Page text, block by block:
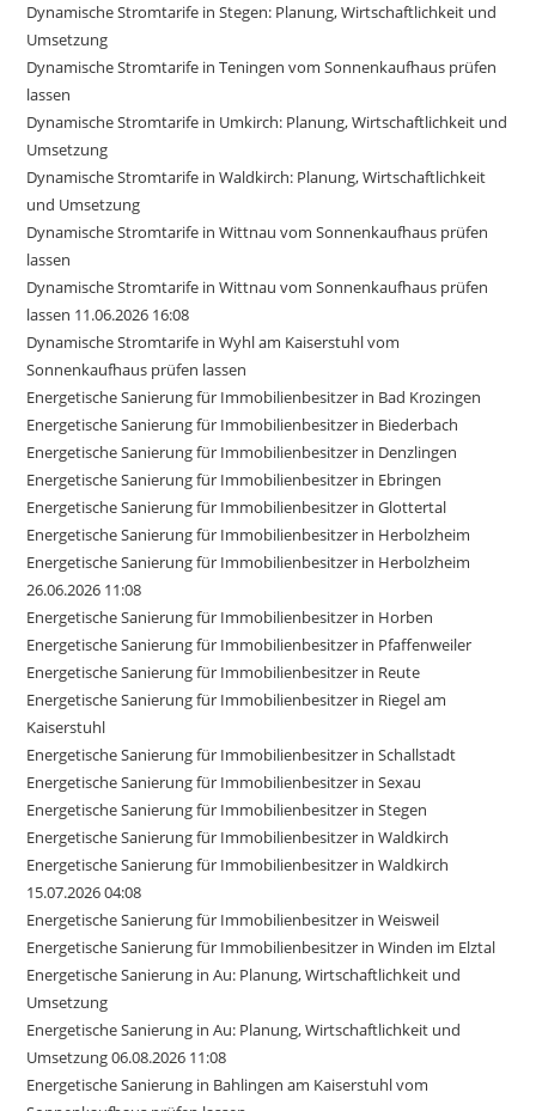
Dynamische Stromtarife in Stegen: Planung, Wirtschaftlichkeit und
Umsetzung
Dynamische Stromtarife in Teningen vom Sonnenkaufhaus prüfen
lassen
Dynamische Stromtarife in Umkirch: Planung, Wirtschaftlichkeit und
Umsetzung
Dynamische Stromtarife in Waldkirch: Planung, Wirtschaftlichkeit
und Umsetzung
Dynamische Stromtarife in Wittnau vom Sonnenkaufhaus prüfen
lassen
Dynamische Stromtarife in Wittnau vom Sonnenkaufhaus prüfen
lassen 11.06.2026 16:08
Dynamische Stromtarife in Wyhl am Kaiserstuhl vom
Sonnenkaufhaus prüfen lassen
Energetische Sanierung für Immobilienbesitzer in Bad Krozingen
Energetische Sanierung für Immobilienbesitzer in Biederbach
Energetische Sanierung für Immobilienbesitzer in Denzlingen
Energetische Sanierung für Immobilienbesitzer in Ebringen
Energetische Sanierung für Immobilienbesitzer in Glottertal
Energetische Sanierung für Immobilienbesitzer in Herbolzheim
Energetische Sanierung für Immobilienbesitzer in Herbolzheim
26.06.2026 11:08
Energetische Sanierung für Immobilienbesitzer in Horben
Energetische Sanierung für Immobilienbesitzer in Pfaffenweiler
Energetische Sanierung für Immobilienbesitzer in Reute
Energetische Sanierung für Immobilienbesitzer in Riegel am
Kaiserstuhl
Energetische Sanierung für Immobilienbesitzer in Schallstadt
Energetische Sanierung für Immobilienbesitzer in Sexau
Energetische Sanierung für Immobilienbesitzer in Stegen
Energetische Sanierung für Immobilienbesitzer in Waldkirch
Energetische Sanierung für Immobilienbesitzer in Waldkirch
15.07.2026 04:08
Energetische Sanierung für Immobilienbesitzer in Weisweil
Energetische Sanierung für Immobilienbesitzer in Winden im Elztal
Energetische Sanierung in Au: Planung, Wirtschaftlichkeit und
Umsetzung
Energetische Sanierung in Au: Planung, Wirtschaftlichkeit und
Umsetzung 06.08.2026 11:08
Energetische Sanierung in Bahlingen am Kaiserstuhl vom